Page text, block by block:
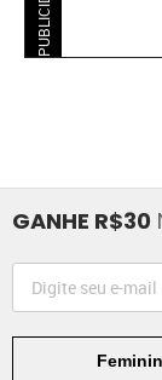
GANHE R$30